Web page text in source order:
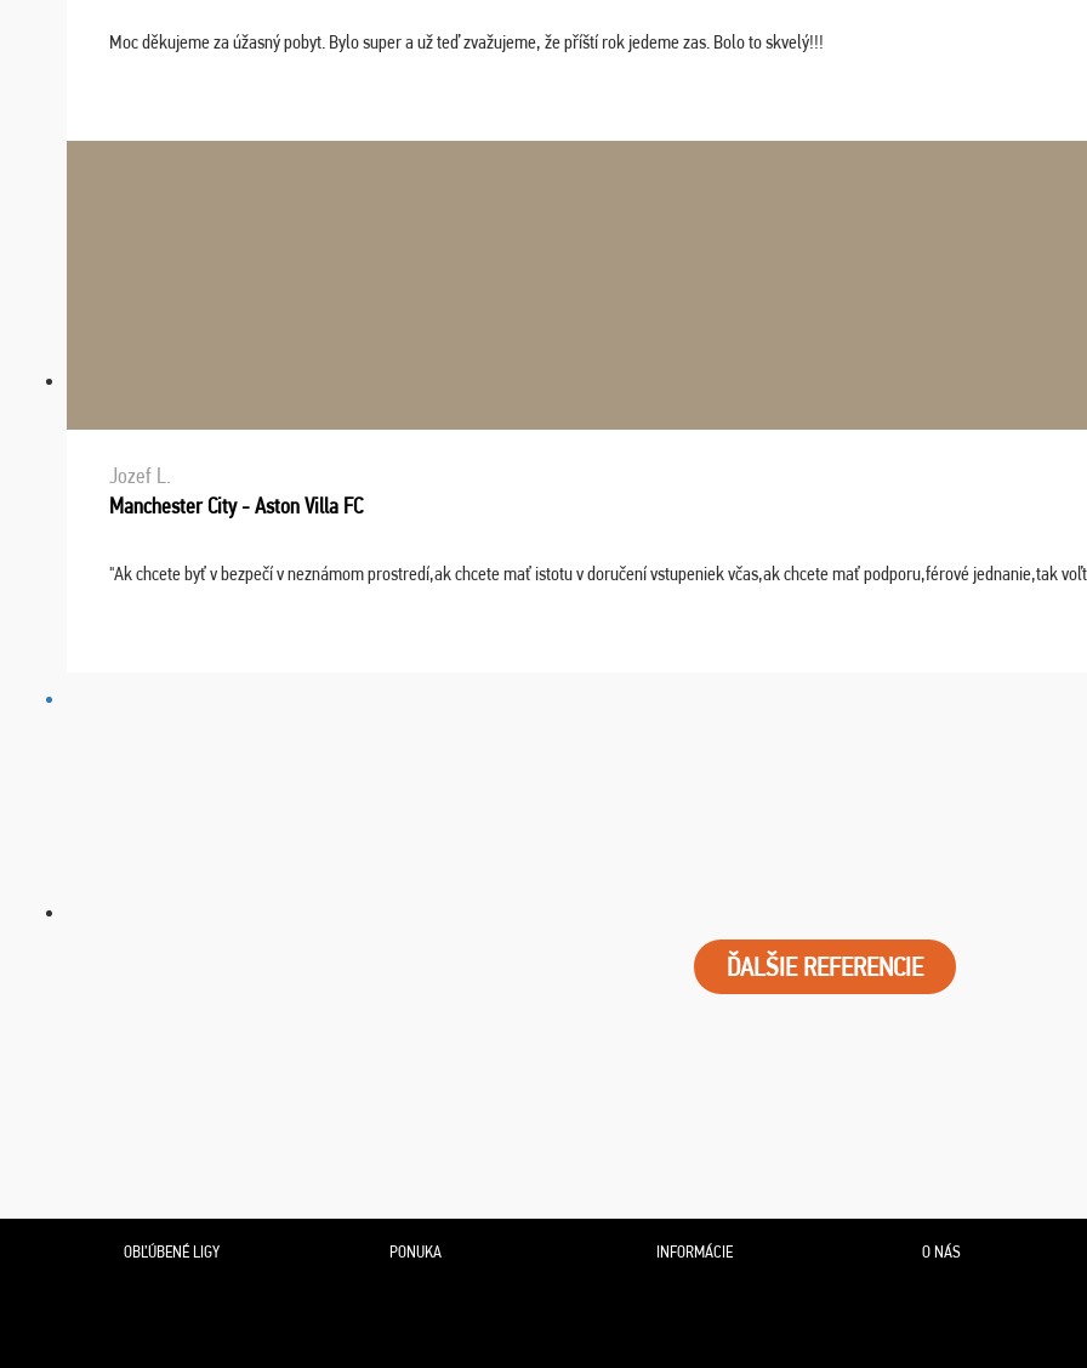
Moc děkujeme za úžasný pobyt. Bylo super a už teď zvažujeme, že příští rok jedeme zas. Bolo to skvelý!!!
Jozef L.
Manchester City - Aston Villa FC
"Ak chcete byť v bezpečí v neznámom prostredí,ak chcete mať istotu v doručení vstupeniek včas,ak chcete mať podporu,férové jednanie,tak
ĎALŠIE REFERENCIE
OBĽÚBENÉ LIGY PONUKA INFORMÁCIE O NÁS